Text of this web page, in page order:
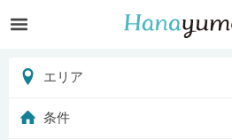
エリア
条件